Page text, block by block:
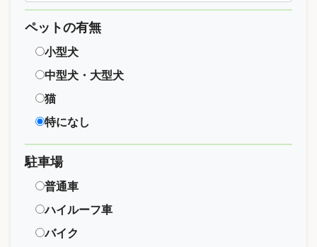
ペットの有無
小型犬
中型犬・大型犬
猫
特になし
駐車場
普通車
ハイルーフ車
バイク